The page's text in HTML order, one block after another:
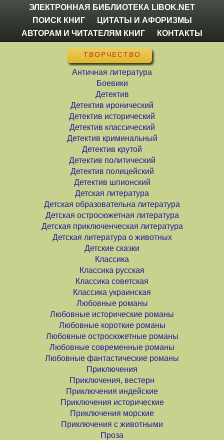
ЭЛЕКТРОННАЯ БИБЛИОТЕКА LIBOK.NET
ПОИСК КНИГ
ЦИТАТЫ И АФОРИЗМЫ
АВТОРАМ И ЧИТАТЕЛЯМ КНИГ
КОНТАКТЫ
ТВОРЧЕСТВО
Античная литература
Боевики
Детектив
Детектив иронический
Детектив исторический
Детектив классический
Детектив криминальный
Детектив крутой
Детектив политический
Детектив полицейский
Детектив шпионский
Детская литература
Детская образовательна литература
Детская остросюжетная литература
Детская приключенческая литература
Детская литература о животных
Детские сказки
Классика
Классика русская
Классика советская
Классика украинская
Любовные романы
Любовные исторические романы
Любовные короткие романы
Любовные остросюжетные романы
Любовные современные романы
Любовные фантастические романы
Приключения
Приключения, вестерн
Приключения индейские
Приключения исторические
Приключения морские
Приключения с животными
Проза